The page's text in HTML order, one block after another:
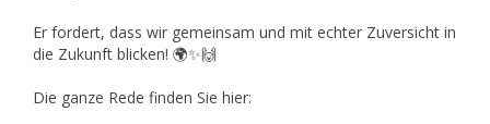
Er fordert, dass wir gemeinsam und mit echter Zuversicht in
die Zukunft blicken! 🌍✨🙌
Die ganze Rede finden Sie hier: